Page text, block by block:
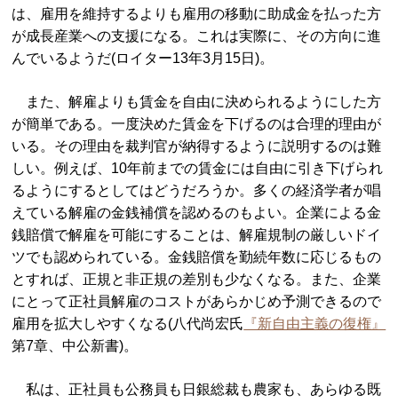
は、雇用を維持するよりも雇用の移動に助成金を払った方
が成長産業への支援になる。これは実際に、その方向に進
んでいるようだ(ロイター13年3月15日)。
また、解雇よりも賃金を自由に決められるようにした方
が簡単である。一度決めた賃金を下げるのは合理的理由が
いる。その理由を裁判官が納得するように説明するのは難
しい。例えば、10年前までの賃金には自由に引き下げられ
るようにするとしてはどうだろうか。多くの経済学者が唱
えている解雇の金銭補償を認めるのもよい。企業による金
銭賠償で解雇を可能にすることは、解雇規制の厳しいドイ
ツでも認められている。金銭賠償を勤続年数に応じるもの
とすれば、正規と非正規の差別も少なくなる。また、企業
にとって正社員解雇のコストがあらかじめ予測できるので
雇用を拡大しやすくなる(八代尚宏氏 『新自由主義の復権』
第7章、中公新書)。
私は、正社員も公務員も日銀総裁も農家も、あらゆる既